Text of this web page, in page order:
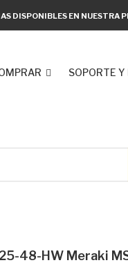
DISPONIBLES EN NUESTRA
SOPORTE Y
48-HW Meraki